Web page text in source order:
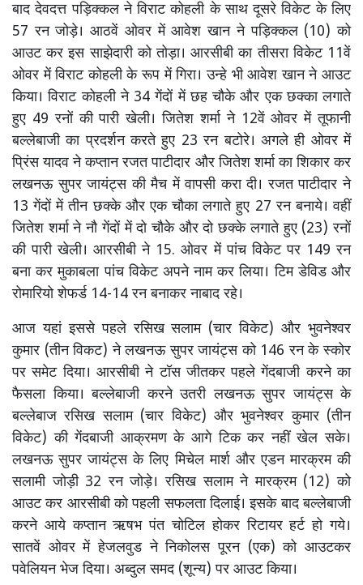
बाद देवदत्त पड़िक्कल ने विराट कोहली के साथ दूसरे विकेट के लिए
57 रन जोड़े। आठवें ओवर में आवेश खान ने पड़िक्कल (10) को
आउट कर इस साझेदारी को तोड़ा। आरसीबी का तीसरा विकेट 11वें
ओवर में विराट कोहली के रूप में गिरा। उन्हे भी आवेश खान ने आउट
किया। विराट कोहली ने 34 गेंदों में छह चौके और एक छक्का लगाते
हुए 49 रनों की पारी खेली। जितेश शर्मा ने 12वें ओवर में तूफानी
बल्लेबाजी का प्रदर्शन करते हुए 23 रन बटोरे। अगले ही ओवर में
प्रिंस यादव ने कप्तान रजत पाटीदार और जितेश शर्मा का शिकार कर
लखनऊ सुपर जायंट्स की मैच में वापसी करा दी। रजत पाटीदार ने
13 गेंदों में तीन छक्के और एक चौका लगाते हुए 27 रन बनाये। वहीं
जितेश शर्मा ने नौ गेंदों में दो चौके और दो छक्के लगाते हुए (23) रनों
की पारी खेली। आरसीबी ने 15. ओवर में पांच विकेट पर 149 रन
बना कर मुकाबला पांच विकेट अपने नाम कर लिया। टिम डेविड और
रोमारियो शेफर्ड 14-14 रन बनाकर नाबाद रहे।
आज यहां इससे पहले रसिख सलाम (चार विकेट) और भुवनेश्वर
कुमार (तीन विकट) ने लखनऊ सुपर जायंट्स को 146 रन के स्कोर
पर समेट दिया। आरसीबी ने टॉस जीतकर पहले गेंदबाजी करने का
फैसला किया। बल्लेबाजी करने उतरी लखनऊ सुपर जायंट्स के
बल्लेबाज रसिख सलाम (चार विकेट) और भुवनेश्वर कुमार (तीन
विकेट) की गेंदबाजी आक्रमण के आगे टिक कर नहीं खेल सके।
लखनऊ सुपर जायंट्स के लिए मिचेल मार्श और एडन मारक्रम की
सलामी जोड़ी 32 रन जोड़े। रसिख सलाम ने मारक्रम (12) को
आउट कर आरसीबी को पहली सफलता दिलाई। इसके बाद बल्लेबाजी
करने आये कप्तान ऋषभ पंत चोटिल होकर रिटायर हर्ट हो गये।
सातवें ओवर में हेजलवुड ने निकोलस पूरन (एक) को आउटकर
पवेलियन भेज दिया। अब्दुल समद (शून्य) पर आउट किया।